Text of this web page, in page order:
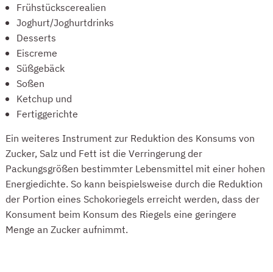
Frühstückscerealien
Joghurt/Joghurtdrinks
Desserts
Eiscreme
Süßgebäck
Soßen
Ketchup und
Fertiggerichte
Ein weiteres Instrument zur Reduktion des Konsums von
Zucker, Salz und Fett ist die Verringerung der
Packungsgrößen bestimmter Lebensmittel mit einer hohen
Energiedichte. So kann beispielsweise durch die Reduktion
der Portion eines Schokoriegels erreicht werden, dass der
Konsument beim Konsum des Riegels eine geringere
Menge an Zucker aufnimmt.